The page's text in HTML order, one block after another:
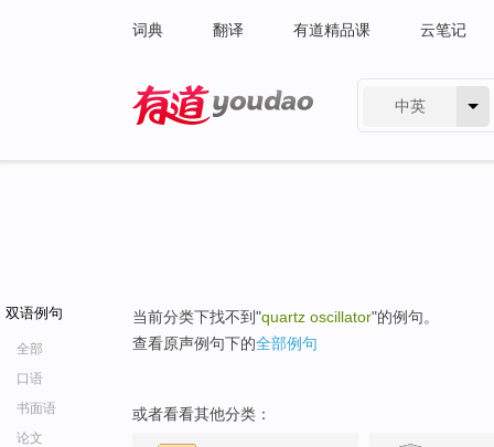
词典 翻译 有道精品课 云笔记
中英
双语例句
全部
口语
书面语
论文
当前分类下找不到"quartz oscillator"的例句。
查看原声例句下的全部例句
或者看看其他分类：